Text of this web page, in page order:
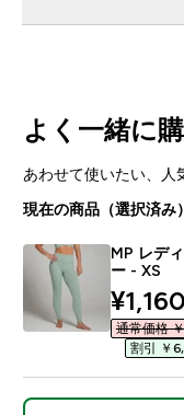
よく一緒に
あわせて使いたい、人
現在の商品（選択済み）
MP レデ
ー - XS
¥1,160‎
通常価格
割引 ￥